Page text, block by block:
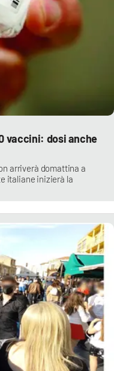
vaccini: dosi anche
arriverà domattina a
italiane inizierà la